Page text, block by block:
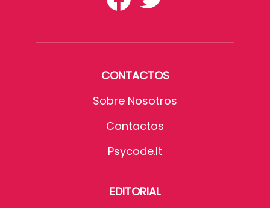
CONTACTOS
Sobre Nosotros
Contactos
Psycode.it
EDITORIAL